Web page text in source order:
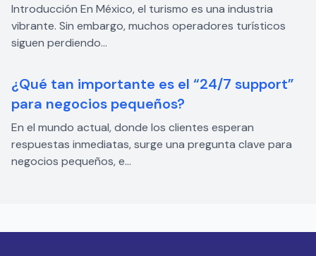
Introducción En México, el turismo es una industria
vibrante. Sin embargo, muchos operadores turísticos
siguen perdiendo...
¿Qué tan importante es el “24/7 support”
para negocios pequeños?
En el mundo actual, donde los clientes esperan
respuestas inmediatas, surge una pregunta clave para
negocios pequeños, e...